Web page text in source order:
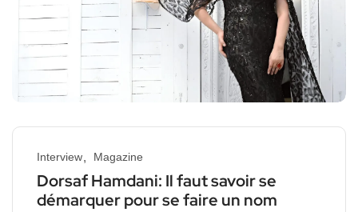
Interview Magazine
Dorsaf Hamdani: Il faut savoir se
démarquer pour se faire un nom